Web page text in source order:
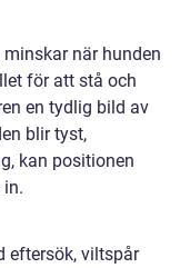
när hunden
för att stå och
en tydlig bild av
blir tyst,
kan positionen
eftersök, viltspår